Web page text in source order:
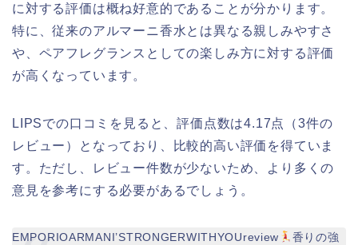
に対する評価は概ね好意的であることが分かります。
特に、従来のアルマーニ香水とは異なる親しみやすさ
や、ペアフレグランスとしての楽しみ方に対する評価
が高くなっています。
LIPSでの口コミを見ると、評価点数は4.17点（3件の
レビュー）となっており、比較的高い評価を得ていま
す。ただし、レビュー件数が少ないため、より多くの
意見を参考にする必要があるでしょう。
EMPORIOARMANI’STRONGERWITHYOUreview
香りの強